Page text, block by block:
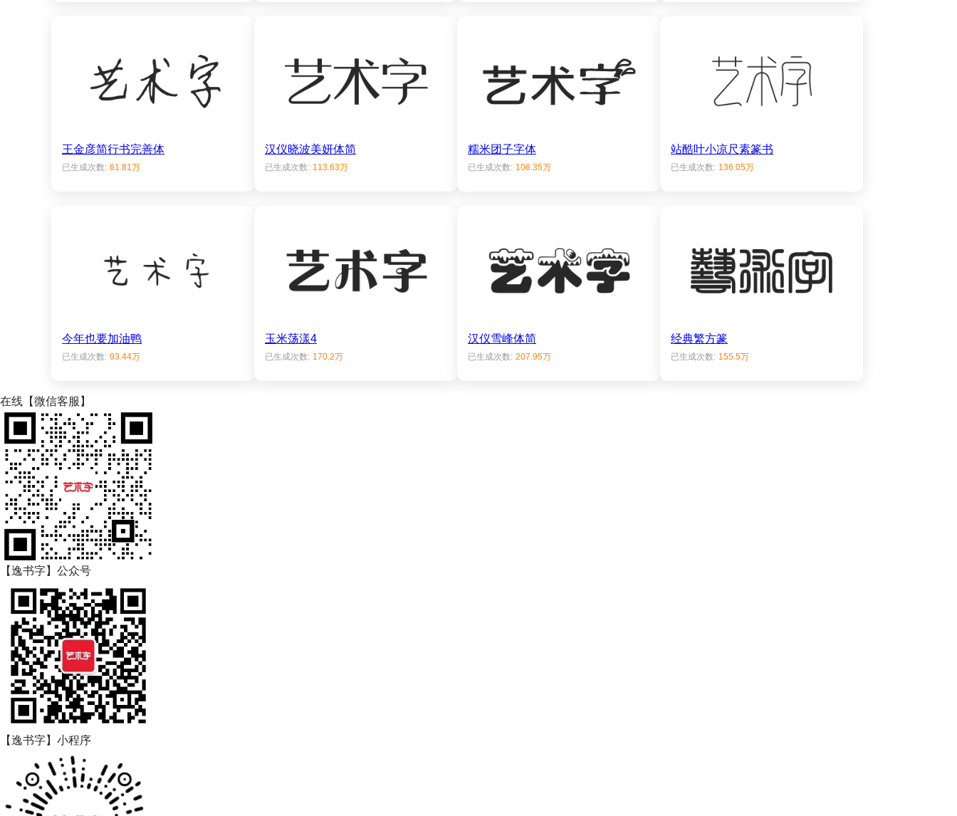
王金彦简行书完善体
已生成次数: 61.81万
汉仪晓波美妍体简
已生成次数: 113.63万
糯米团子字体
已生成次数: 106.35万
站酷叶小凉尺素篆书
已生成次数: 136.05万
今年也要加油鸭
已生成次数: 93.44万
玉米荡漾4
已生成次数: 170.2万
汉仪雪峰体简
已生成次数: 207.95万
经典繁方篆
已生成次数: 155.5万
在线【微信客服】
【逸书字】公众号
【逸书字】小程序